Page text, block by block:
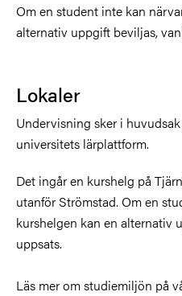
Om en student inte kan
alternativ uppgift beviljas,
Lokaler
Undervisning sker i
universitets lärplattform.
Det ingår en kurshelg på
utanför Strömstad. Om en
kurshelgen kan en alternativ
uppsats.
Läs mer om studiemiljön på